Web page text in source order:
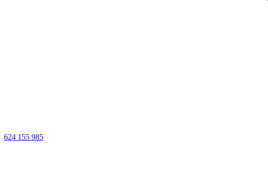
624 155 985